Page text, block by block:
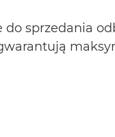
do sprzedania